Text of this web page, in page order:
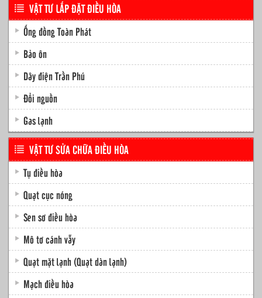
VẬT TƯ LẮP ĐẶT ĐIỀU HÒA
Ống đồng Toàn Phát
Bảo ôn
Dây điện Trần Phú
Đổi nguồn
Gas lạnh
VẬT TƯ SỬA CHỮA ĐIỀU HÒA
Tụ điều hòa
Quạt cục nóng
Sen sơ điều hòa
Mô tơ cánh vẫy
Quạt mặt lạnh (Quạt dàn lạnh)
Mạch điều hòa